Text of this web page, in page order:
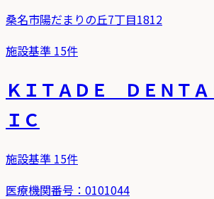
桑名市陽だまりの丘7丁目1812
施設基準 15件
ＫＩＴＡＤＥ ＤＥＮＴ
ＩＣ
施設基準 15件
医療機関番号： 0101044